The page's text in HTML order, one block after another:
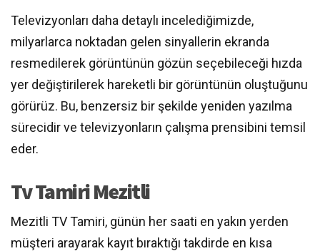
Televizyonları daha detaylı incelediğimizde,
milyarlarca noktadan gelen sinyallerin ekranda
resmedilerek görüntünün gözün seçebileceği hızda
yer değiştirilerek hareketli bir görüntünün oluştuğunu
görürüz. Bu, benzersiz bir şekilde yeniden yazılma
sürecidir ve televizyonların çalışma prensibini temsil
eder.
Tv Tamiri Mezitli
Mezitli TV Tamiri, günün her saati en yakın yerden
müşteri arayarak kayıt bıraktığı takdirde en kısa